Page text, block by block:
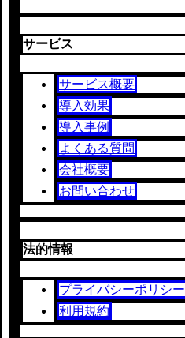
サービス
サービス概要
導入効果
導入事例
よくある質問
会社概要
お問い合わせ
法的情報
プライバシーポリシー
利用規約